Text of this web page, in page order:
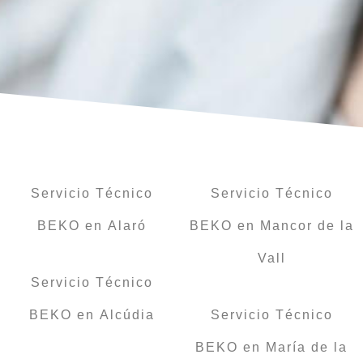
Servicio Técnico
BEKO en Alaró
Servicio Técnico
BEKO en Alcúdia
Servicio Técnico
BEKO en Mancor de la
Vall
Servicio Técnico
BEKO en María de la